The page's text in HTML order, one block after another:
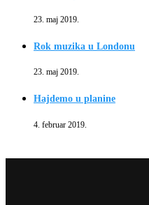
23. maj 2019.
Rok muzika u Londonu
23. maj 2019.
Hajdemo u planine
4. februar 2019.